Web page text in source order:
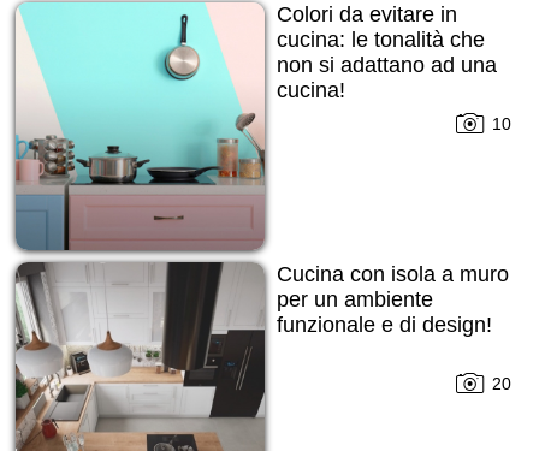
Colori da evitare in
cucina: le tonalità che
non si adattano ad una
cucina!
10
Cucina con isola a muro
per un ambiente
funzionale e di design!
20